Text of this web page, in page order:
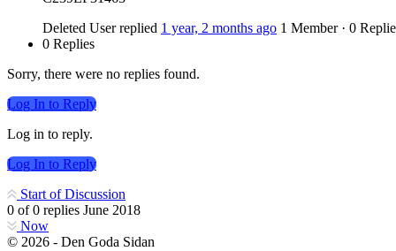
Deleted User replied 1 year, 2 months ago 1 Member · 0
0 Replies
Sorry, there were no replies found.
Log In to Reply
Log in to reply.
Log In to Reply
Start of Discussion
0 of0 replies June 2018
Now
© 2026 - Den Goda Sidan